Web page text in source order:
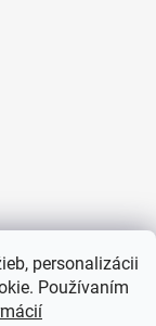
personalizácii
Používaním